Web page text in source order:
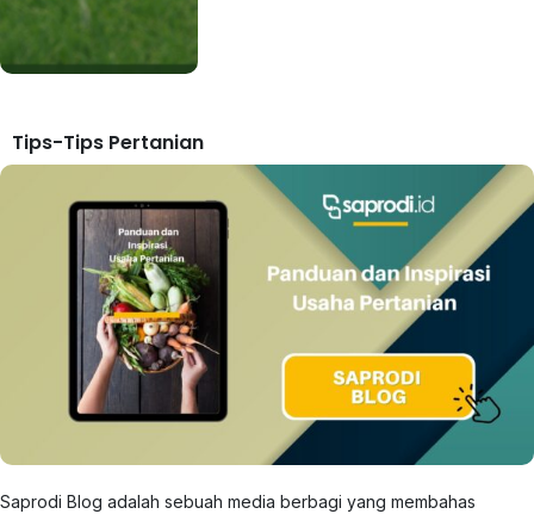
Tips-Tips Pertanian
Saprodi Blog adalah sebuah media berbagi yang membahas